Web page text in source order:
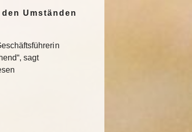
Umständen
sagt